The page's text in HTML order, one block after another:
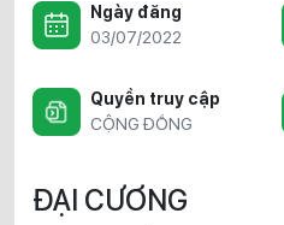
Ngày đăng
03/07/2022
Quyền truy cập
CỘNG ĐỒNG
ĐẠI CƯƠNG